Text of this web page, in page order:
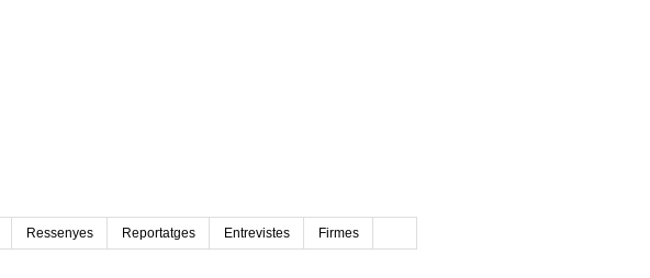
Ressenyes Reportatges Entrevistes Firmes